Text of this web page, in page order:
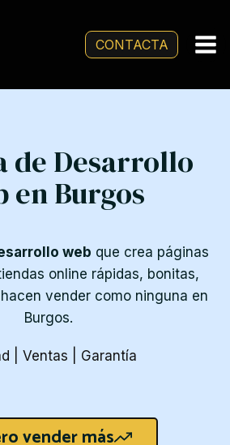
CONTACTA
de Desarrollo
en Burgos
web que crea páginas
online rápidas, bonitas,
vender como ninguna en
Burgos.
| Ventas | Garantía
vender más